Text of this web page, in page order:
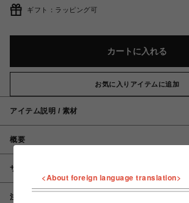
ギフト：ラッピング可
カートに入れる
お気に入りアイテムに追加
アイテム説明 / 素材
概要
サイズ
注意事項
<About foreign language translation>